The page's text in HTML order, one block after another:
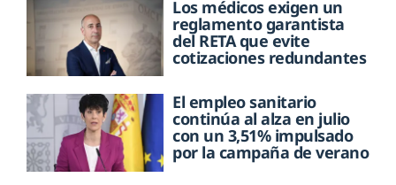
Los médicos exigen un
reglamento garantista
del RETA que evite
cotizaciones redundantes
El empleo sanitario
continúa al alza en julio
con un 3,51% impulsado
por la campaña de verano